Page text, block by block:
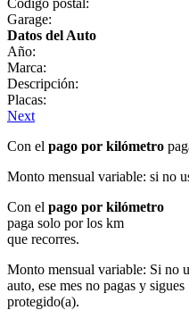
Garage:
Datos del Auto
Año:
Marca:
Descripción:
Placas:
Next
Con el pago por kilómetro
Monto mensual variable: si no
Con el pago por kilómetro
paga solo por los km
que recorres.
Monto mensual variable: Si no
auto, ese mes no pagas y sigues
protegido(a).